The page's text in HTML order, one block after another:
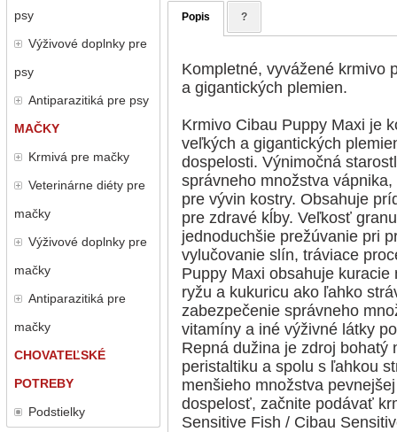
psy
Výživové doplnky pre
psy
Antiparazitiká pre psy
MAČKY
Krmivá pre mačky
Veterinárne diéty pre
mačky
Výživové doplnky pre
mačky
Antiparazitiká pre
mačky
CHOVATEĽSKÉ
POTREBY
Podstielky
Popis ?
Kompletné, vyvážené krmivo
a gigantických plemien.
Krmivo Cibau Puppy Maxi je
veľkých a gigantických
dospelosti. Výnimočná
správneho množstva
pre vývin kostry. Obsahuje
pre zdravé kĺby. Veľkosť
jednoduchšie prežúvanie pri
vylučovanie slín, tráviace
Puppy Maxi obsahuje
ryžu a kukuricu ako ľahko
zabezpečenie správneho
vitamíny a iné výživné látky
Repná dužina je zdroj bohatý
peristaltiku a spolu s ľahkou
menšieho množstva
dospelosť, začnite podávať
Sensitive Fish / Cibau